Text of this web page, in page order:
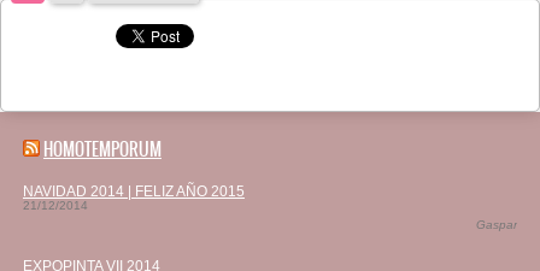
HOMOTEMPORUM
NAVIDAD 2014 | FELIZ AÑO 2015
21/12/2014
Gaspar
EXPOPINTA VII 2014